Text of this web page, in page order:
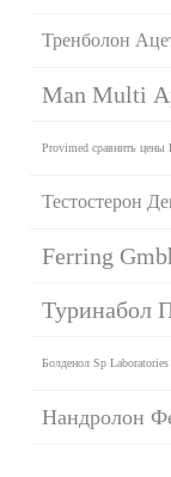
Тренболон
Man Multi
Provimed сравнить цены
Тестостерон
Ferring
Туринабол
Болденол Sp
Нандролон